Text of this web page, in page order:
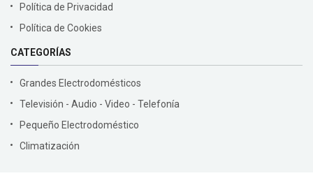
Política de Privacidad
Política de Cookies
CATEGORÍAS
Grandes Electrodomésticos
Televisión - Audio - Video - Telefonía
Pequeño Electrodoméstico
Climatización